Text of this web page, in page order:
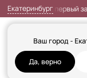
Екатеринбург
Ваш город -
Да, верно
Скидка 7% на первый
Кошки СобакиРыбы